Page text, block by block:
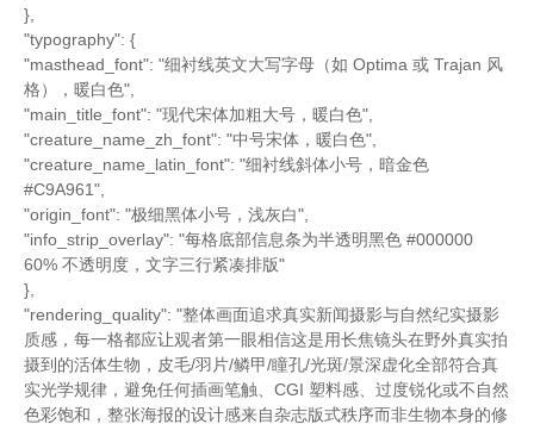
},
"typography": {
"masthead_font": "细衬线英文大写字母（如 Optima 或 Trajan 风
格），暖白色",
"main_title_font": "现代宋体加粗大号，暖白色",
"creature_name_zh_font": "中号宋体，暖白色",
"creature_name_latin_font": "细衬线斜体小号，暗金色
#C9A961",
"origin_font": "极细黑体小号，浅灰白",
"info_strip_overlay": "每格底部信息条为半透明黑色 #000000
60% 不透明度，文字三行紧凑排版"
},
"rendering_quality": "整体画面追求真实新闻摄影与自然纪实摄影
质感，每一格都应让观者第一眼相信这是用长焦镜头在野外真实拍
摄到的活体生物，皮毛/羽片/鳞甲/瞳孔/光斑/景深虚化全部符合真
实光学规律，避免任何插画笔触、CGI 塑料感、过度锐化或不自然
色彩饱和，整张海报的设计感来自杂志版式秩序而非生物本身的修